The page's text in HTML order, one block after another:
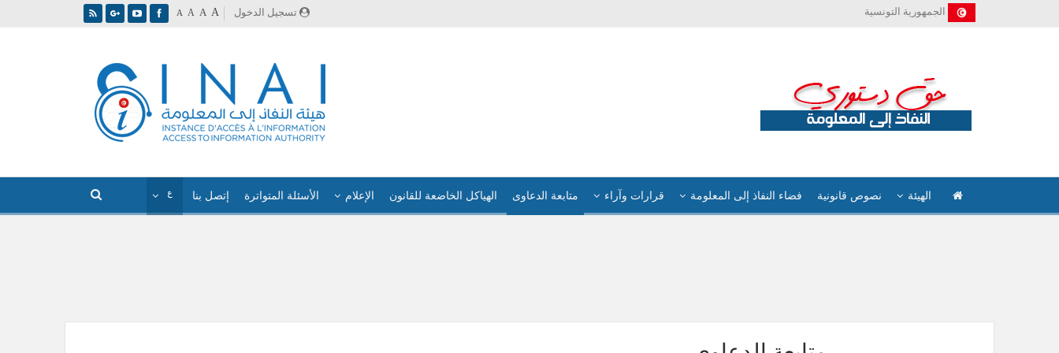
تسجيل الدخول A A A A الجمهورية التونسية
الهيئة نصوص قانونية فضاء النفاذ إلى المعلومة قرارات وآراء متابعة الدعاوى الهياكل الخاضعة للقانون الإعلام الأسئلة المتواترة إتصل بنا